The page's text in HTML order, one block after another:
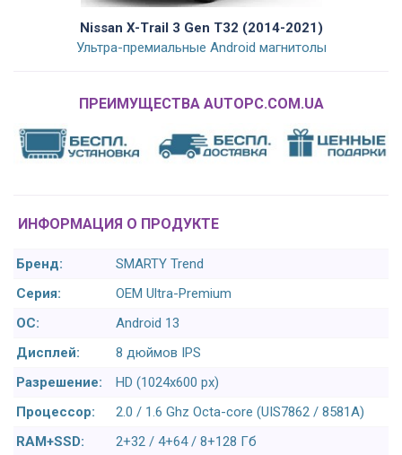
Nissan X-Trail 3 Gen T32 (2014-2021)
Ультра-премиальные Android магнитолы
ПРЕИМУЩЕСТВА AUTOPC.COM.UA
ИНФОРМАЦИЯ О ПРОДУКТЕ
Бренд:
SMARTY Trend
Серия:
OEM Ultra-Premium
ОС:
Android 13
Дисплей:
8 дюймов IPS
Разрешение:
HD (1024х600 px)
Процессор:
2.0 / 1.6 Ghz Octa-core (UIS7862 / 8581A)
RAM+SSD:
2+32 / 4+64 / 8+128 Гб